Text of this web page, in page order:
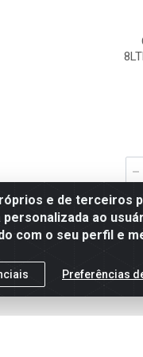
e de terceiros
ao
com o seu perfil e
Preferências